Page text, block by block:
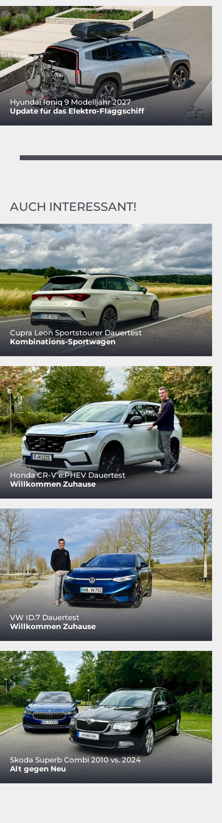
Hyundai Ioniq 9 Modelljahr 2027
Update für das Elektro-Flaggschiff
AUCH INTERESSANT!
Cupra Leon Sportstourer Dauertest
Kombinations-Sportwagen
Honda CR-V e:PHEV Dauertest
Willkommen Zuhause
VW ID.7 Dauertest
Willkommen Zuhause
Skoda Superb Combi 2010 vs. 2024
Alt gegen Neu